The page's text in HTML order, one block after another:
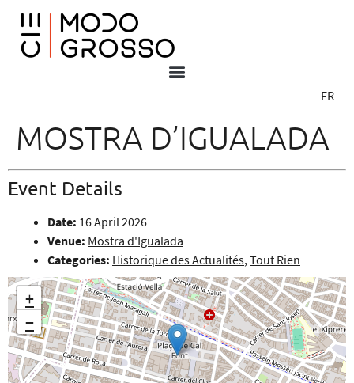
FR
MOSTRA D’IGUALADA
Event Details
Date: 16 April 2026
Venue: Mostra d'Igualada
Categories: Historique des Actualités,Tout Rien
+
−